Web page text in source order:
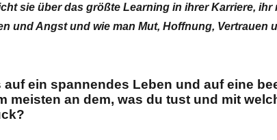
sie über das größte Learning in ihrer Karriere, ihr
und Angst und wie man Mut, Hoffnung, Vertrauen
ein spannendes Leben und auf eine
meisten an dem, was du tust und mit